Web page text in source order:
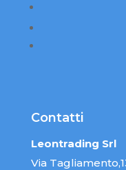
Contatti
Leontrading Srl
Via